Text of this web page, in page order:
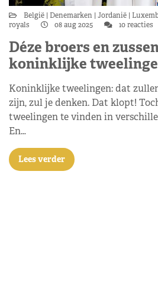
België Denemarken Jordanië
royals
08 aug 2025 10 reacties
Déze broers en
koninklijke
Koninklijke tweelingen: dat
zijn, zul je denken. Dat klopt!
tweelingen te vinden in
En…
Lees verder